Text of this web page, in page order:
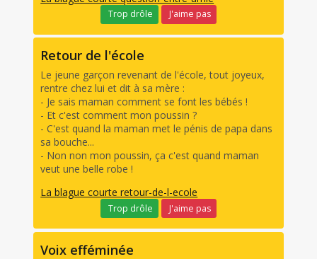
Trop drôle J'aime pas
Retour de l'école
Le jeune garçon revenant de l'école, tout joyeux,
rentre chez lui et dit à sa mère :
- Je sais maman comment se font les bébés !
- Et c'est comment mon poussin ?
- C'est quand la maman met le pénis de papa dans
sa bouche...
- Non non mon poussin, ça c'est quand maman
veut une belle robe !
La blague courte retour-de-l-ecole
Trop drôle J'aime pas
Voix efféminée